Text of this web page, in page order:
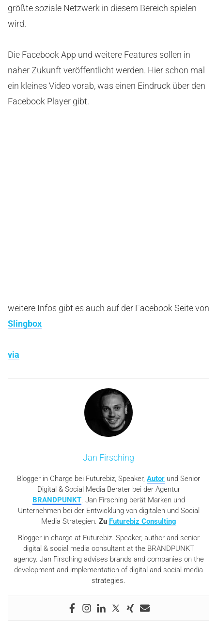
größte soziale Netzwerk in diesem Bereich spielen
wird.
Die Facebook App und weitere Features sollen in
naher Zukunft veröffentlicht werden. Hier schon mal
ein kleines Video vorab, was einen Eindruck über den
Facebook Player gibt.
weitere Infos gibt es auch auf der Facebook Seite von
Slingbox
via
Jan Firsching
Blogger in Charge bei Futurebiz, Speaker, Autor und Senior
Digital & Social Media Berater bei der Agentur
BRANDPUNKT. Jan Firsching berät Marken und
Unternehmen bei der Entwicklung von digitalen und Social
Media Strategien. Zu Futurebiz Consulting
Blogger in charge at Futurebiz. Speaker, author and senior
digital & social media consultant at the BRANDPUNKT
agency. Jan Firsching advises brands and companies on the
development and implementation of digital and social media
strategies.